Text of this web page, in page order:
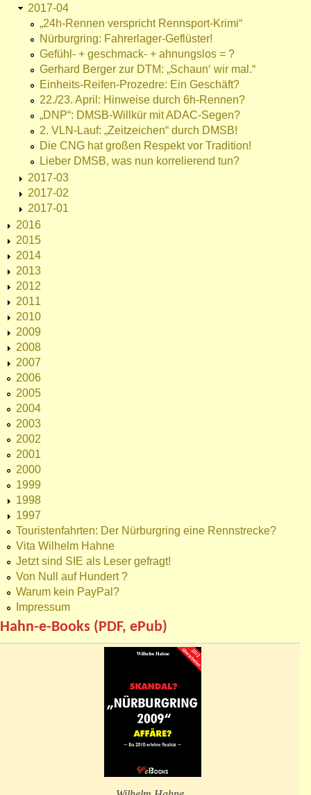
2017-04
„24h-Rennen verspricht Rennsport-Krimi“
Nürburgring: Fahrerlager-Geflüster!
Gefühl- + geschmack- + ahnungslos = ?
Gerhard Berger zur DTM: „Schaun‘ wir mal.“
Einheits-Reifen-Prozedre: Ein Geschäft?
22./23. April: Hinweise durch 6h-Rennen?
„DNP“: DMSB-Willkür mit ADAC-Segen?
2. VLN-Lauf: „Zeitzeichen“ durch DMSB!
Die CNG hat großen Respekt vor Tradition!
Lieber DMSB, was nun korrelierend tun?
2017-03
2017-02
2017-01
2016
2015
2014
2013
2012
2011
2010
2009
2008
2007
2006
2005
2004
2003
2002
2001
2000
1999
1998
1997
Touristenfahrten: Der Nürburgring eine Rennstrecke?
Vita Wilhelm Hahne
Jetzt sind SIE als Leser gefragt!
Von Null auf Hundert ?
Warum kein PayPal?
Impressum
Hahn-e-Books (PDF, ePub)